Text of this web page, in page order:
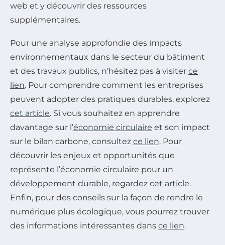
web et y découvrir des ressources
supplémentaires.
Pour une analyse approfondie des impacts
environnementaux dans le secteur du bâtiment
et des travaux publics, n’hésitez pas à visiter ce
lien. Pour comprendre comment les entreprises
peuvent adopter des pratiques durables, explorez
cet article. Si vous souhaitez en apprendre
davantage sur l’économie circulaire et son impact
sur le bilan carbone, consultez ce lien. Pour
découvrir les enjeux et opportunités que
représente l’économie circulaire pour un
développement durable, regardez cet article.
Enfin, pour des conseils sur la façon de rendre le
numérique plus écologique, vous pourrez trouver
des informations intéressantes dans ce lien.